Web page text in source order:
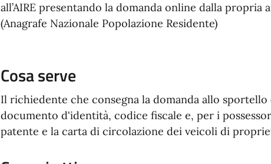
all’AIRE presentando la domanda online dalla propria
(Anagrafe Nazionale Popolazione Residente)
Cosa serve
Il richiedente che consegna la domanda allo
documento d'identità, codice fiscale e, per i
patente e la carta di circolazione dei veicoli di